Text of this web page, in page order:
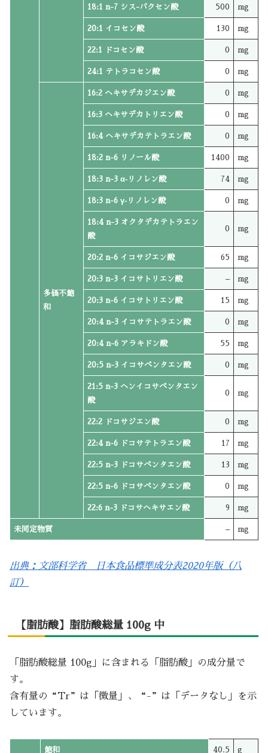
18:1 n-7 シス-バクセン酸 500 mg
20:1 イコセン酸 130 mg
22:1 ドコセン酸 0 mg
24:1 テトラコセン酸 0 mg
多価不飽
和
16:2 ヘキサデカジエン酸 0 mg
16:3 ヘキサデカトリエン酸 0 mg
16:4 ヘキサデカテトラエン酸 0 mg
18:2 n-6 リノール酸 1400 mg
18:3 n-3 α‐リノレン酸 74 mg
18:3 n-6 γ‐リノレン酸 0 mg
18:4 n-3 オクタデカテトラエン
酸
0 mg
20:2 n-6 イコサジエン酸 65 mg
20:3 n-3 イコサトリエン酸 – mg
20:3 n-6 イコサトリエン酸 15 mg
20:4 n-3 イコサテトラエン酸 0 mg
20:4 n-6 アラキドン酸 55 mg
20:5 n-3 イコサペンタエン酸 0 mg
21:5 n-3 ヘンイコサペンタエン
酸
0 mg
22:2 ドコサジエン酸 0 mg
22:4 n-6 ドコサテトラエン酸 17 mg
22:5 n-3 ドコサペンタエン酸 13 mg
22:5 n-6 ドコサペンタエン酸 0 mg
22:6 n-3 ドコサヘキサエン酸 9 mg
未同定物質 – mg
出典：文部科学省 日本食品標準成分表2020年版（八
訂）
【脂肪酸】脂肪酸総量 100g 中
「脂肪酸総量 100g」に含まれる「脂肪酸」の成分量で
す。
含有量の“Tr”は「微量」、“-”は「データなし」を示
しています。
飽和 40.5 g